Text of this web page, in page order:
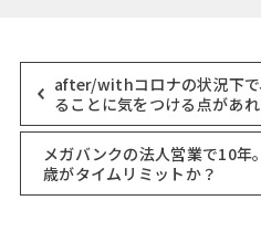
after/withコロナの状況下で
ることに気をつける点があ
メガバンクの法人営業で10年
歳がタイムリミットか？